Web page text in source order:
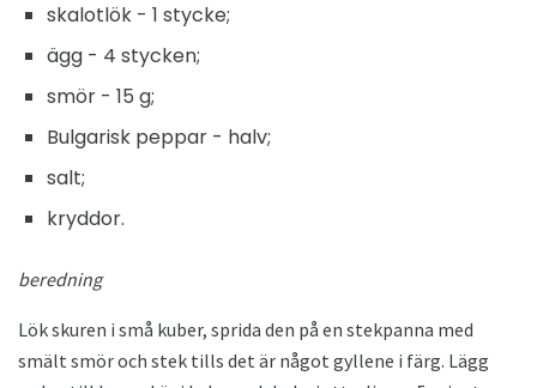
skalotlök - 1 stycke;
ägg - 4 stycken;
smör - 15 g;
Bulgarisk peppar - halv;
salt;
kryddor.
beredning
Lök skuren i små kuber, sprida den på en stekpanna med
smält smör och stek tills det är något gyllene i färg. Lägg